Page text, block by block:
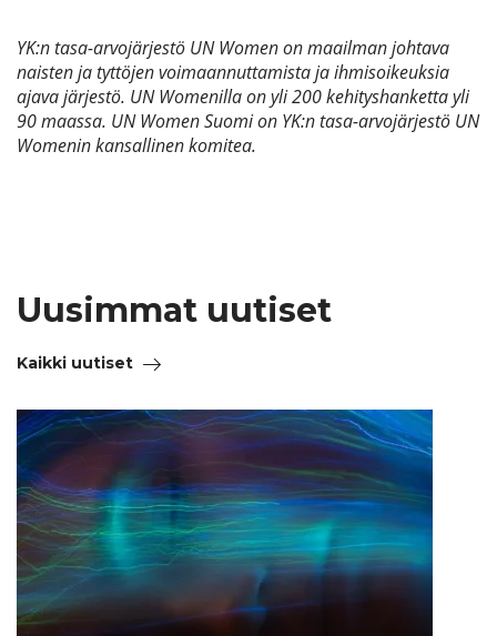
YK:n tasa-arvojärjestö UN Women on maailman johtava
naisten ja tyttöjen voimaannuttamista ja ihmisoikeuksia
ajava järjestö. UN Womenilla on yli 200 kehityshanketta yli
90 maassa. UN Women Suomi on YK:n tasa-arvojärjestö UN
Womenin kansallinen komitea.
Uusimmat uutiset
Kaikki uutiset